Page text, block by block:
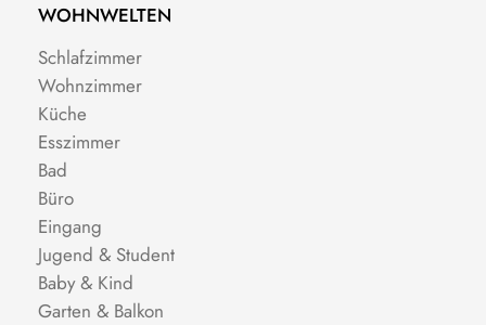
WOHNWELTEN
Schlafzimmer
Wohnzimmer
Küche
Esszimmer
Bad
Büro
Eingang
Jugend & Student
Baby & Kind
Garten & Balkon